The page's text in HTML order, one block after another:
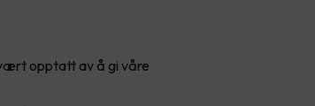
opptatt av å gi våre